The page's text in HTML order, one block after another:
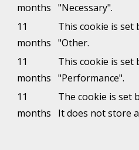
months "Necessary".
11
months
This cookie is set
"Other.
11
months
This cookie is set
"Performance".
11
months
The cookie is set
It does not store